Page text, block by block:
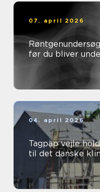
07. april 2026
Røntgenundersøgelse hvad du
før du bliver
04. april 2026
Tagpap vejle holdbare og fleksible tage
til det danske